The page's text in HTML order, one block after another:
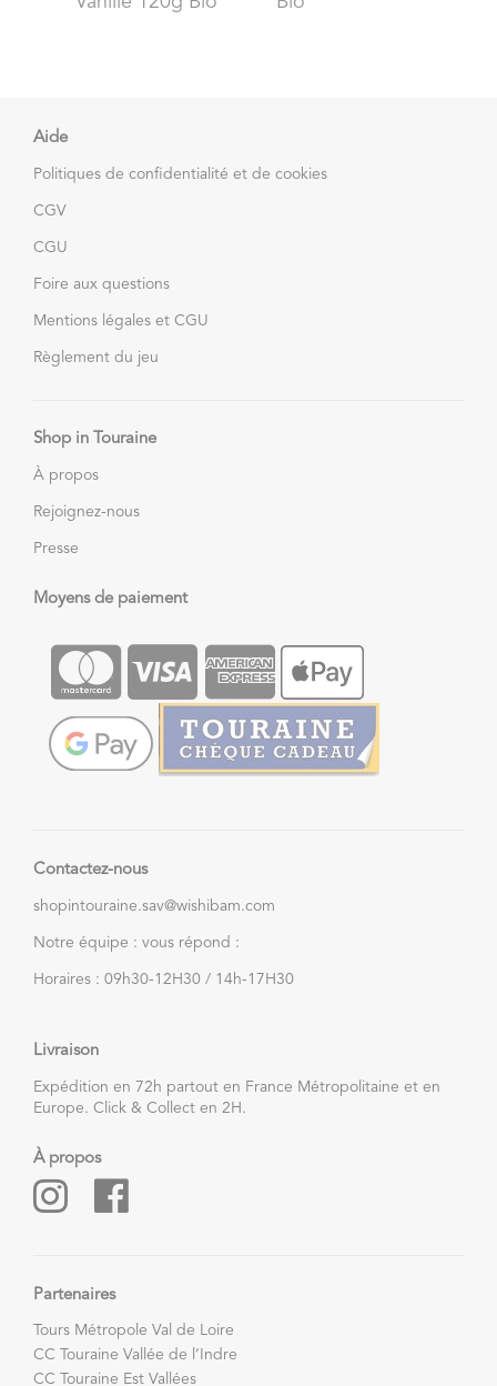
Aide
Politiques de confidentialité et de cookies
CGV
CGU
Foire aux questions
Mentions légales et CGU
Règlement du jeu
Shop in Touraine
À propos
Rejoignez-nous
Presse
Moyens de paiement
Contactez-nous
shopintouraine.sav@wishibam.com
Notre équipe : vous répond :
Horaires : 09h30-12H30 / 14h-17H30
Livraison
Expédition en 72h partout en France Métropolitaine et en
Europe. Click & Collect en 2H.
À propos
Partenaires
Tours Métropole Val de Loire
CC Touraine Vallée de l’Indre
CC Touraine Est Vallées